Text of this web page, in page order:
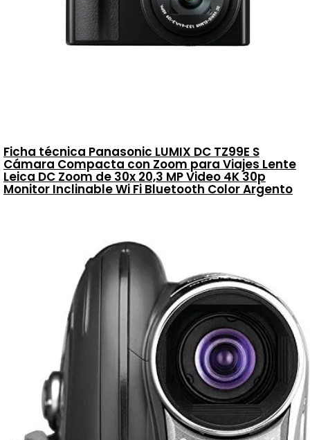
Ficha técnica Panasonic LUMIX DC TZ99E S
Cámara Compacta con Zoom para Viajes Lente
Leica DC Zoom de 30x 20,3 MP Video 4K 30p
Monitor Inclinable Wi Fi Bluetooth Color Argento